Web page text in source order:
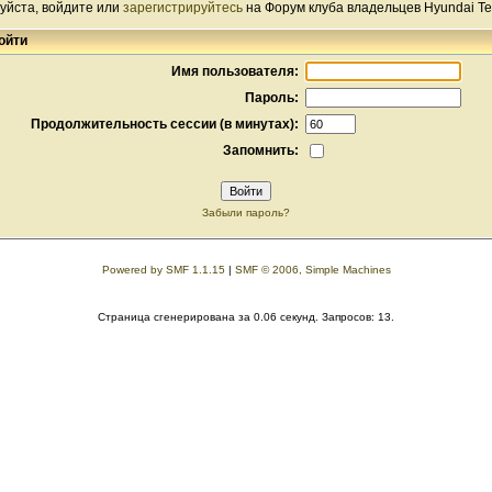
войдите или зарегистрируйтесь на Форум клуба владельцев Hyundai
Имя пользователя:
Пароль:
Продолжительность сессии (в минутах):
Запомнить:
Забыли пароль?
Powered by SMF 1.1.15| SMF © 2006, Simple Machines
Страница сгенерирована за 0.06 секунд. Запросов: 13.